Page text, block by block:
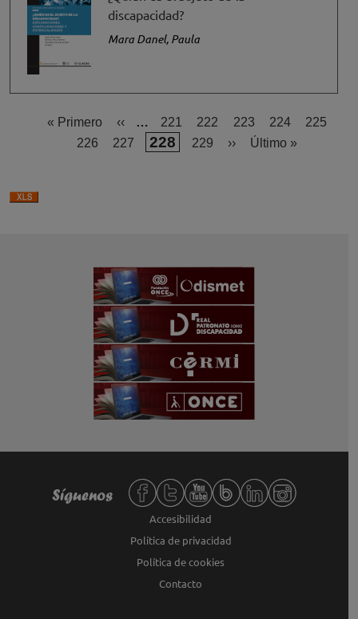
discapacidad?
Mara Danel, Paula
Paginación
Primera página
« Primero Página anterior
‹‹ … Página
221 Página
222 Página
223 Página
224 Página
225
Página
226 Página
227 Página actual
228 Página
229 Siguiente página
›› Última página
Último »
Redes sociales de Fundación ONCE,
Síguenos
Accesibilidad
Política de privacidad
Política de cookies
Contacto